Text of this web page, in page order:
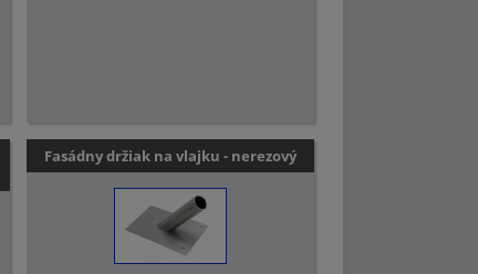
Fasádny držiak na vlajku - nerezový